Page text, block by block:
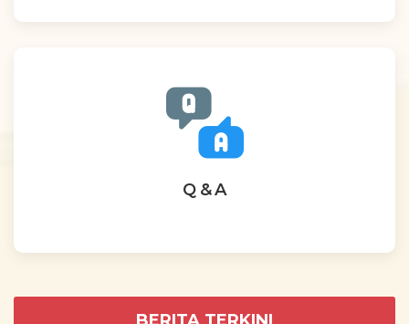
Q & A
BERITA TERKINI